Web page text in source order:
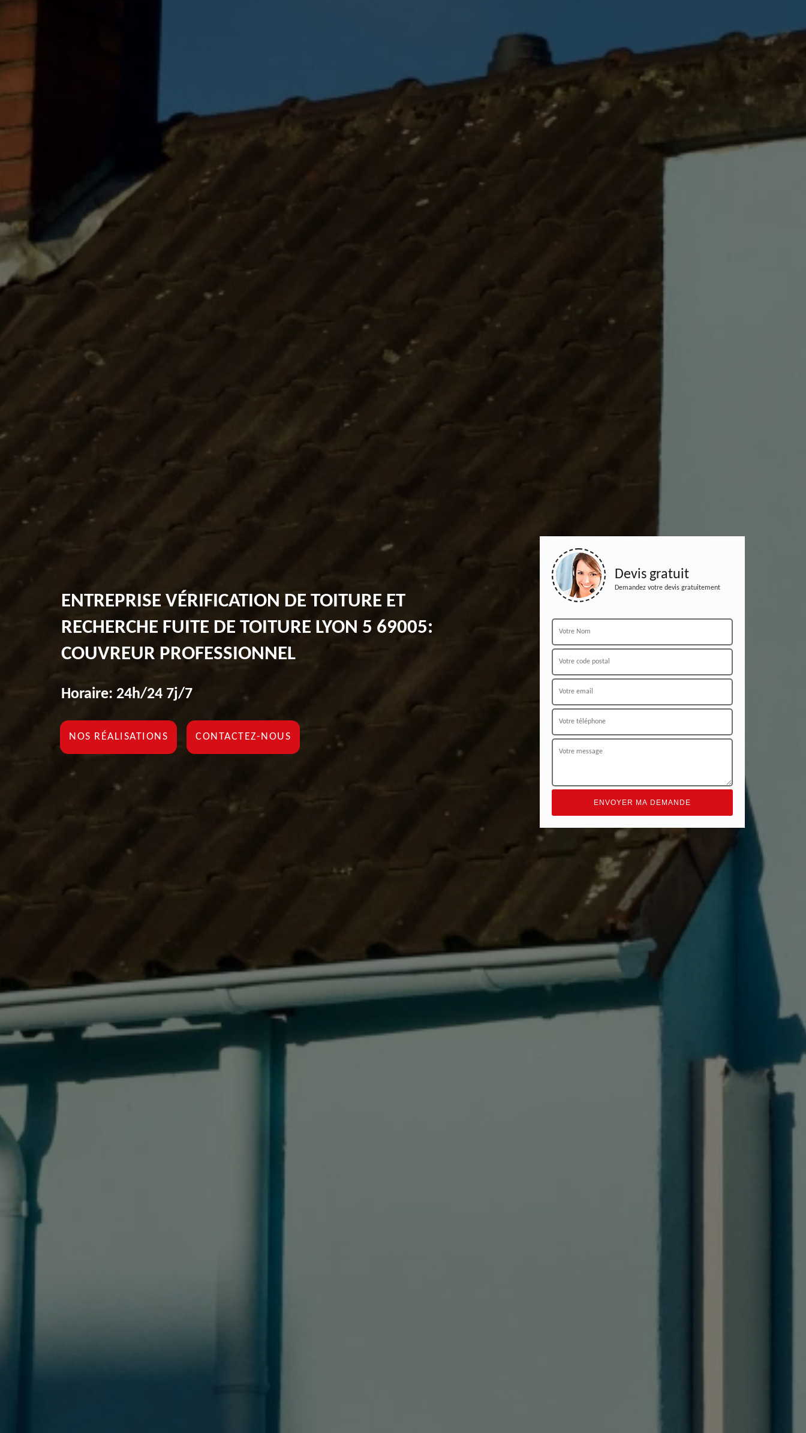
ENTREPRISE VÉRIFICATION DE TOITURE ET
RECHERCHE FUITE DE TOITURE LYON 5 69005:
COUVREUR PROFESSIONNEL
Horaire: 24h/24 7j/7
NOS RÉALISATIONS CONTACTEZ-NOUS
Devis gratuit
Demandez votre devis gratuitement